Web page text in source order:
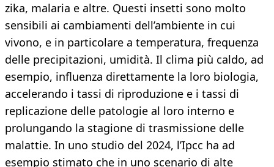
zika, malaria e altre. Questi insetti sono molto
sensibili ai cambiamenti dell’ambiente in cui
vivono, e in particolare a temperatura, frequenza
delle precipitazioni, umidità. Il clima più caldo, ad
esempio, influenza direttamente la loro biologia,
accelerando i tassi di riproduzione e i tassi di
replicazione delle patologie al loro interno e
prolungando la stagione di trasmissione delle
malattie. In uno studio del 2024, l’Ipcc ha ad
esempio stimato che in uno scenario di alte